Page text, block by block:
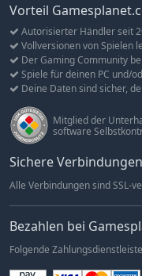
30 Fahrzeuge von
UTV, ATV, Rock
5 Arten von Rennen:
Bergrennen,
Offizielle Hersteller,
4 Arten von
Rennstrecken
Ein umfassender
Kalenderverwaltung
Online-Rennen für bis
Vorteil
Autorisierter Händler seit
Vollversionen von Spielen
Der Gaming Community
Spiele für deinen PC und/
Deine Daten sind sicher,
Mitglied der
software
Sichere
Alle Verbindungen sind SSL-
Bezahlen bei
Folgende